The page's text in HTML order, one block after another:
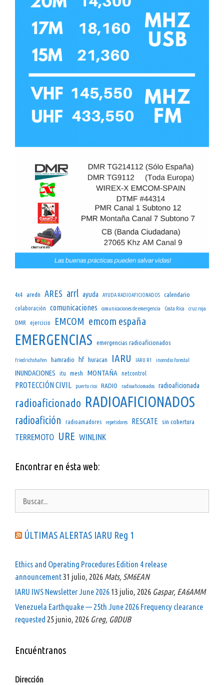
4x4 aredn ARES arrl ayuda AYUDA RADIOAFICIONADOS calendario
colaboración comunicaciones comunicaciones de emergencia Costa Rica cruz roja
DMR ejercicio EMCOM emcom españa
EMERGENCIAS emergencias radioaficionados
friedrichshafen hamradio hf huracan IARU IARU R1 incendio forestal
INUNDACIONES itu mesh MONTAÑA netcontrol
PROTECCIÓN CIVIL puerto rico RADIO radioaficiomados radioaficionada
radioaficionado RADIOAFICIONADOS
radioafición radioamadores repetidores RESCATE sin cobertura
TERREMOTO URE WINLINK
Encontrar en ésta web:
ÚLTIMAS ALERTAS IARU Reg 1
Ethics and Operating Procedures Edition 4 release
announcement31 julio, 2026 Mats, SM6EAN
IARU IWS Newsletter June 2026 13 julio, 2026 Gaspar, EA6AMM
Venezuela Earthquake — 25th June 2026 Frequency clearance
requested 25 junio, 2026 Greg, G0DUB
Encuéntranos
Dirección